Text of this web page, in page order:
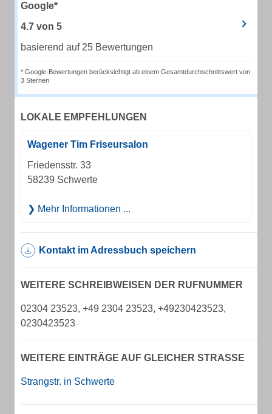
Google*
4.7 von 5
basierend auf 25 Bewertungen
* Google-Bewertungen berücksichtigt ab einem Gesamtdurchschnittswert von
3 Sternen
LOKALE EMPFEHLUNGEN
Wagener Tim Friseursalon
Friedensstr. 33
58239 Schwerte
Mehr Informationen ...
Kontakt im Adressbuch speichern
WEITERE SCHREIBWEISEN DER RUFNUMMER
02304 23523, +49 2304 23523, +49230423523,
0230423523
WEITERE EINTRÄGE AUF GLEICHER STRASSE
Strangstr. in Schwerte